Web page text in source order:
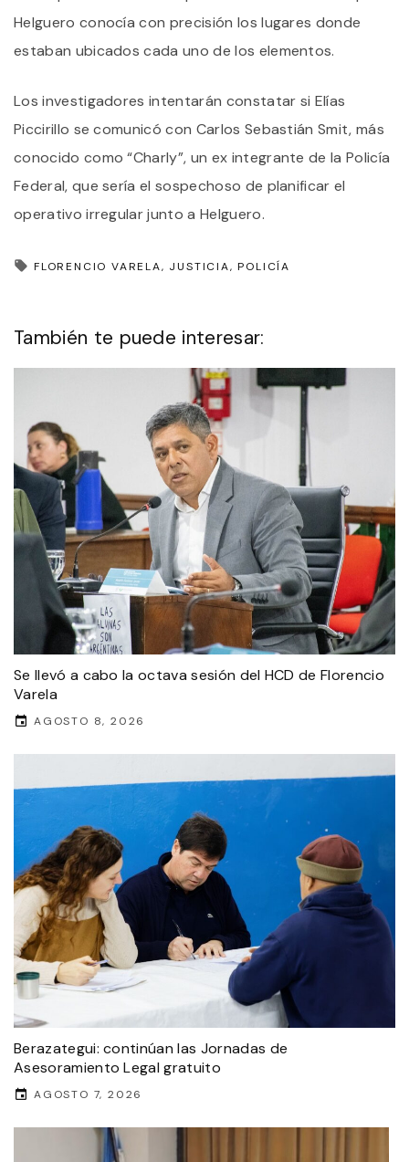
Helguero conocía con precisión los lugares donde
estaban ubicados cada uno de los elementos.
Los investigadores intentarán constatar si Elías
Piccirillo se comunicó con Carlos Sebastián Smit, más
conocido como “Charly”, un ex integrante de la Policía
Federal, que sería el sospechoso de planificar el
operativo irregular junto a Helguero.
FLORENCIO VARELA JUSTICIA POLICÍA
También te puede interesar:
Se llevó a cabo la octava sesión del HCD de Florencio
Varela
AGOSTO 8, 2026
Berazategui: continúan las Jornadas de
Asesoramiento Legal gratuito
AGOSTO 7, 2026